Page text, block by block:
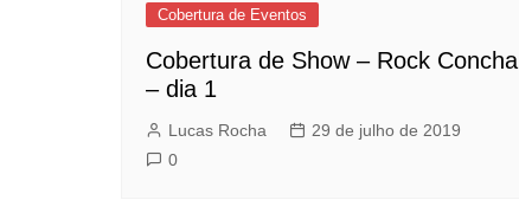
Cobertura de Eventos
Cobertura de Show – Rock Concha
– dia 1
Lucas Rocha
29 de julho de 2019
0